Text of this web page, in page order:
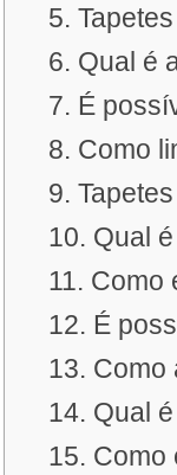
5.
6. Qual é
7. É
8. Como
9.
10. Qual
11. Como
12. É
13. Como
14. Qual
15. Como